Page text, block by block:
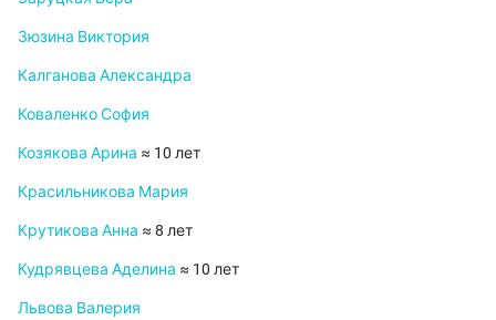
Зюзина Виктория
Калганова Александра
Коваленко София
Козякова Арина ≈ 10 лет
Красильникова Мария
Крутикова Анна ≈ 8 лет
Кудрявцева Аделина ≈ 10 лет
Львова Валерия